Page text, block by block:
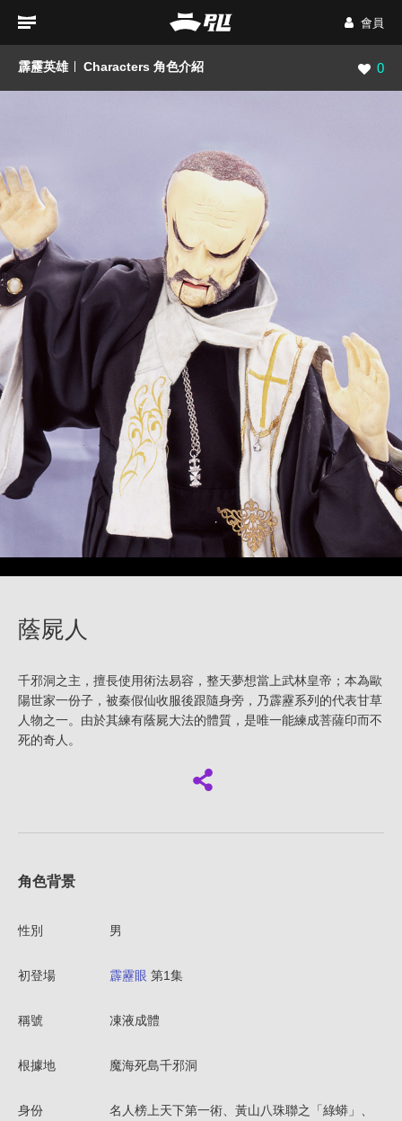
會員
霹靂英雄 Characters 角色介紹 瀏覽
0
蔭屍人
千邪洞之主，擅長使用術法易容，整天夢想當上武林皇帝；本為歐
陽世家一份子，被秦假仙收服後跟隨身旁，乃霹靂系列的代表甘草
人物之一。由於其練有蔭屍大法的體質，是唯一能練成菩薩印而不
死的奇人。
角色背景
性別 男
初登場 霹靂眼 第1集
稱號 凍液成體
根據地 魔海死島千邪洞
身份
名人榜上天下第一術、黃山八珠聯之「綠蟒」、